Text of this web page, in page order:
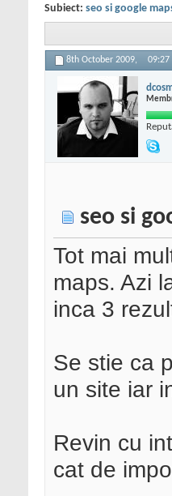
Subiect: seo si google
8th October 2009, 09:27
seo si
Tot mai
maps. Azi
inca 3
Se stie ca
un site iar
Revin cu
cat de